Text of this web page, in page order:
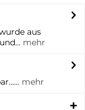
aus
mehr
mehr